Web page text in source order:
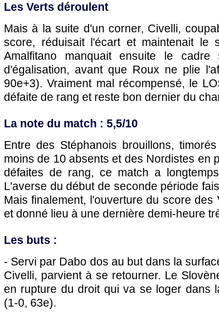
Les Verts déroulent
Mais à la suite d'un corner, Civelli,
score, réduisait l'écart et maintenait le
Amalfitano manquait ensuite le
d'égalisation, avant que Roux ne plie
90e+3). Vraiment mal récompensé, le
défaite de rang et reste bon dernier du
La note du match : 5,5/10
Entre des Stéphanois brouillons,
moins de 10 absents et des Nordistes en
défaites de rang, ce match a
L'averse du début de seconde période
Mais finalement, l'ouverture du score des
et donné lieu à une dernière demi-heure
Les buts :
- Servi par Dabo dos au but dans la
Civelli, parvient à se retourner. Le
en rupture du droit qui va se loger dans
(1-0, 63e).